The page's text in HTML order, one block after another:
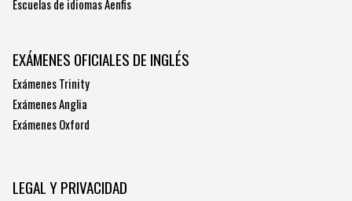
Escuelas de idiomas Aenfis
EXÁMENES OFICIALES DE INGLÉS
Exámenes Trinity
Exámenes Anglia
Exámenes Oxford
LEGAL Y PRIVACIDAD